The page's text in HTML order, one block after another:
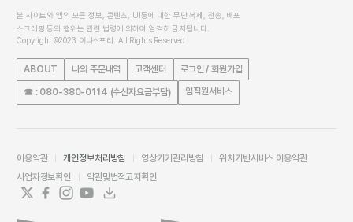
본 사이트와 앱의 모든 정보, 콘텐츠, UI등에 대한 무단 복제, 전송, 배포
스크래핑 등의 행위는 관련 법령에 의하여 엄격히 금지됩니다.
Copyright ©2023 이니스프리. All Rights Reserved
ABOUT 나의 주문내역 고객센터 로그인 / 회원가입
☎ : 080-380-0114 (수신자요금부담) 임직원서비스
이용약관 개인정보처리방침 영상기기관리방침
위치기반서비스 이용약관
사업자정보확인
약관및법적고지확인